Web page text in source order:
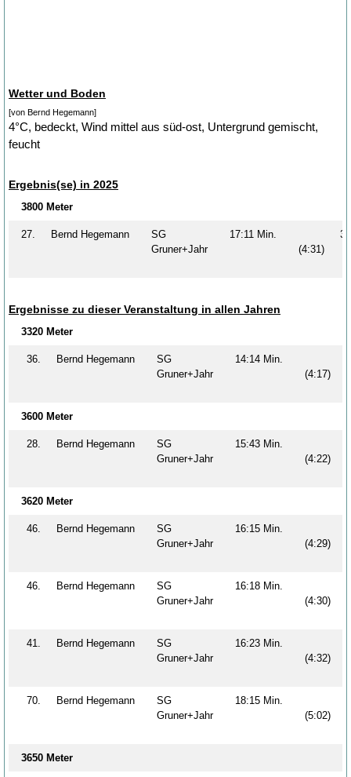
Wetter und Boden
[von Bernd Hegemann]
4°C, bedeckt, Wind mittel aus süd-ost, Untergrund gemischt,
feucht
Ergebnis(se) in 2025
3800 Meter
27. Bernd Hegemann
SG
Gruner+Jahr
17:11 Min.
(4:31)
Ergebnisse zu dieser Veranstaltung in allen Jahren
3320 Meter
36. Bernd Hegemann
SG
Gruner+Jahr
14:14 Min.
(4:17)
3600 Meter
28. Bernd Hegemann
SG
Gruner+Jahr
15:43 Min.
(4:22)
3620 Meter
46. Bernd Hegemann
SG
Gruner+Jahr
16:15 Min.
(4:29)
46. Bernd Hegemann
SG
Gruner+Jahr
16:18 Min.
(4:30)
41. Bernd Hegemann
SG
Gruner+Jahr
16:23 Min.
(4:32)
70. Bernd Hegemann
SG
Gruner+Jahr
18:15 Min.
(5:02)
3650 Meter